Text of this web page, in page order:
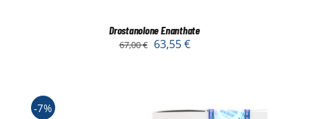
Drostanolone Enanthate
67,00€ 63,55€
-7%